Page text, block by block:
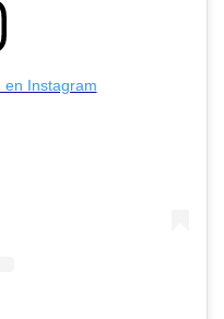
en Instagram